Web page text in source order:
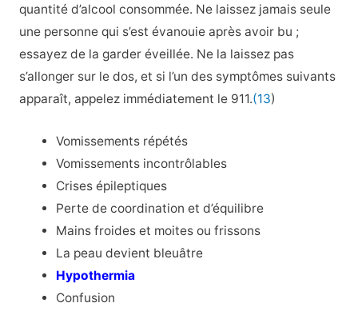
quantité d’alcool consommée. Ne laissez jamais seule
une personne qui s’est évanouie après avoir bu ;
essayez de la garder éveillée. Ne la laissez pas
s’allonger sur le dos, et si l’un des symptômes suivants
apparaît, appelez immédiatement le 911.(13)
Vomissements répétés
Vomissements incontrôlables
Crises épileptiques
Perte de coordination et d’équilibre
Mains froides et moites ou frissons
La peau devient bleuâtre
Hypothermia
Confusion